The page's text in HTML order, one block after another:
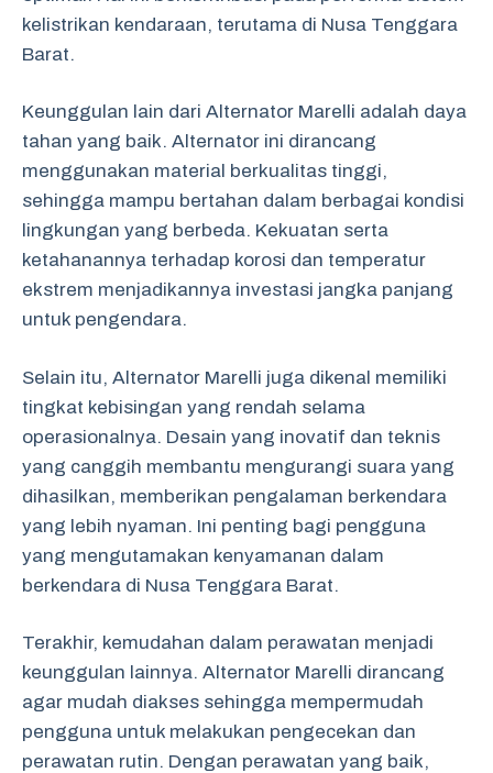
kelistrikan kendaraan, terutama di Nusa Tenggara
Barat.
Keunggulan lain dari Alternator Marelli adalah daya
tahan yang baik. Alternator ini dirancang
menggunakan material berkualitas tinggi,
sehingga mampu bertahan dalam berbagai kondisi
lingkungan yang berbeda. Kekuatan serta
ketahanannya terhadap korosi dan temperatur
ekstrem menjadikannya investasi jangka panjang
untuk pengendara.
Selain itu, Alternator Marelli juga dikenal memiliki
tingkat kebisingan yang rendah selama
operasionalnya. Desain yang inovatif dan teknis
yang canggih membantu mengurangi suara yang
dihasilkan, memberikan pengalaman berkendara
yang lebih nyaman. Ini penting bagi pengguna
yang mengutamakan kenyamanan dalam
berkendara di Nusa Tenggara Barat.
Terakhir, kemudahan dalam perawatan menjadi
keunggulan lainnya. Alternator Marelli dirancang
agar mudah diakses sehingga mempermudah
pengguna untuk melakukan pengecekan dan
perawatan rutin. Dengan perawatan yang baik,